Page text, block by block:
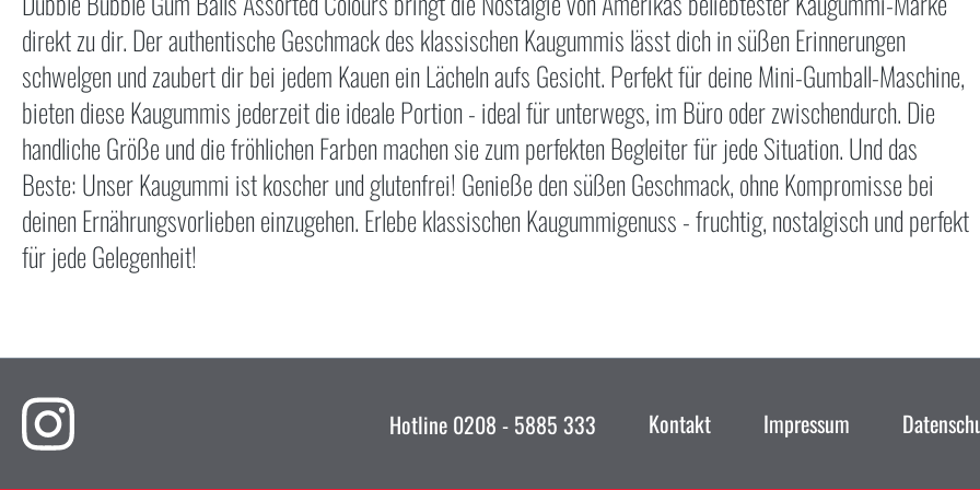
direkt zu dir. Der authentische Geschmack des klassischen Kaugummis lässt dich in süßen Erinnerungen
schwelgen und zaubert dir bei jedem Kauen ein Lächeln aufs Gesicht. Perfekt für deine Mini-Gumball-Maschine,
bieten diese Kaugummis jederzeit die ideale Portion - ideal für unterwegs, im Büro oder zwischendurch. Die
handliche Größe und die fröhlichen Farben machen sie zum perfekten Begleiter für jede Situation. Und das
Beste: Unser Kaugummi ist koscher und glutenfrei! Genieße den süßen Geschmack, ohne Kompromisse bei
deinen Ernährungsvorlieben einzugehen. Erlebe klassischen Kaugummigenuss - fruchtig, nostalgisch und perfekt
für jede Gelegenheit!
Hotline 0208 - 5885 333 Kontakt Impressum